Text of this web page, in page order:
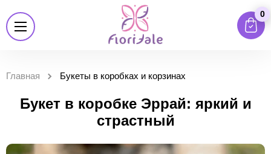
0
Главная Букеты в коробках и корзинах
Букет в коробке Эррай: яркий и
страстный